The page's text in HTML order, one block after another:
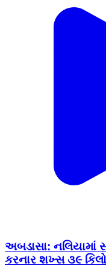
અબડાસા: નલિયામાં
કરનાર શખ્સ ૩૯